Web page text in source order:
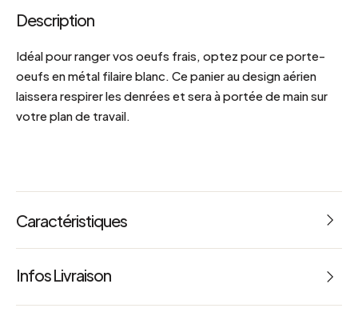
Description
Idéal pour ranger vos oeufs frais, optez pour ce porte-
oeufs en métal filaire blanc. Ce panier au design aérien
laissera respirer les denrées et sera à portée de main sur
votre plan de travail.
Caractéristiques
Poids : 0.384 kg
Infos Livraison